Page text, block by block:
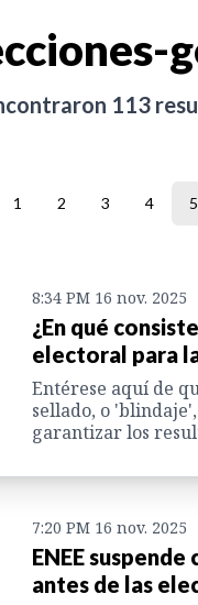
113
1 2 3 4 5
8:34 PM 16 nov. 2025
¿En qué
electoral para
Entérese aquí de
sellado, o
garantizar los
7:20 PM 16 nov. 2025
ENEE
antes de las